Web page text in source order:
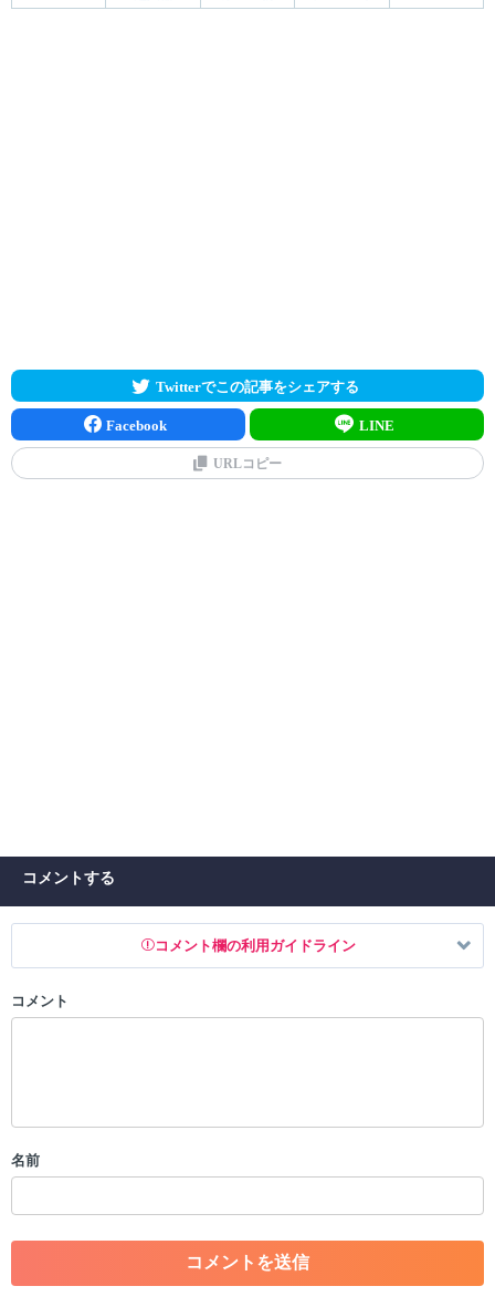
Twitterでこの記事をシェアする
Facebook LINE
URLコピー
コメントする
コメント欄の利用ガイドライン
以下の書き込みを禁止とし、場合によってはコメント削除や書き込み制
・一度削除された投稿を再び投稿すること
・アカウントの売買など金銭が絡む内容の投稿
・各ゲームのネタバレを含む内容の投稿
・その他、管理者が不適切と判断した投稿
コメント
名前